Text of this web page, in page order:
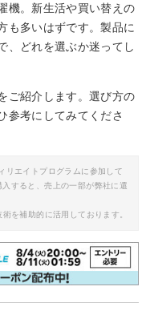
機。新生活や買い替えの
も多いはずです。製品に
、どれを選ぶか迷ってし
ご紹介します。選び方の
参考にしてみてくださ
リエイトプログラムに参加して
すると、売上の一部が弊社に還
を補助的に活用しております。